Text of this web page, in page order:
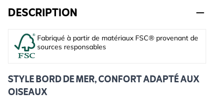
DESCRIPTION
Fabriqué à partir de matériaux FSC® provenant de
sources responsables
STYLE BORD DE MER, CONFORT ADAPTÉ AUX
OISEAUX